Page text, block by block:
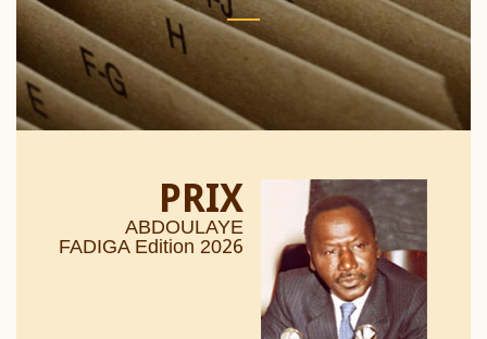
PRIX
ABDOULAYE
FADIGA Edition 2026